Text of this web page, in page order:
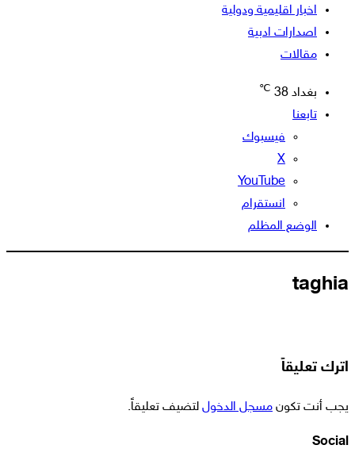
اخبار اقليمية ودولية
اصدارات ادبية
مقالات
بغداد 38
℃
تابعنا
فيسبوك
‫X
‫YouTube
انستقرام
الوضع المظلم
taghia
اترك تعليقاً
يجب أنت تكون مسجل الدخول لتضيف تعليقاً.
Social